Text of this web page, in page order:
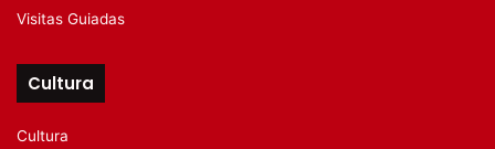
Visitas Guiadas
Cultura
Cultura